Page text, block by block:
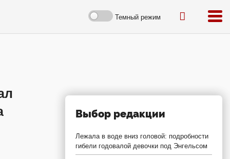
Темный режим
Выбор редакции
Лежала в воде вниз головой: подробности
гибели годовалой девочки под Энгельсом